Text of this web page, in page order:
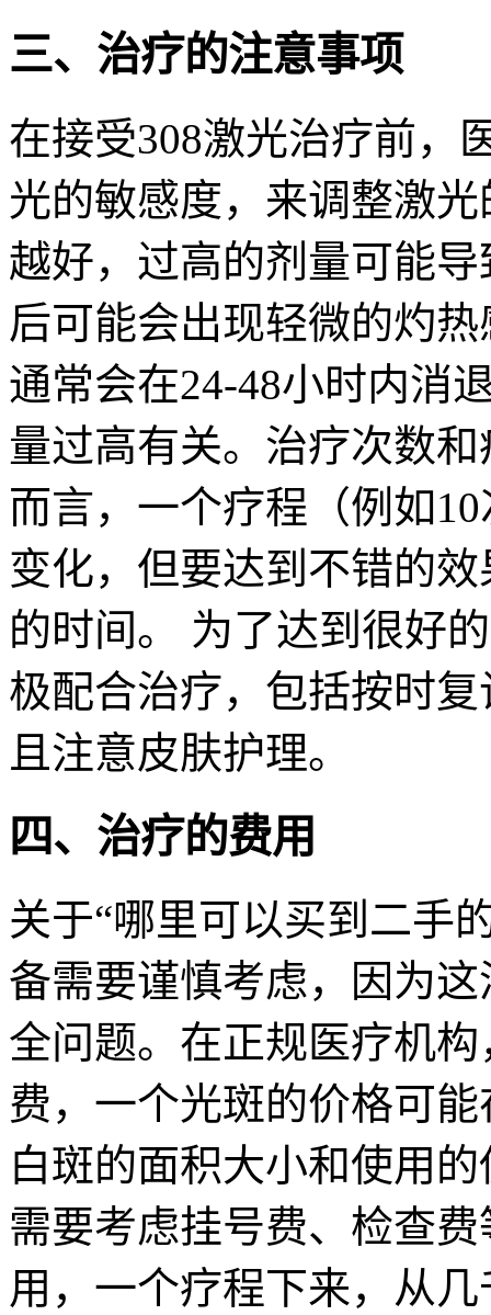
三、治疗的注意事项
在接受308激光治疗前，
光的敏感度，来调整激
越好，过高的剂量可能
后可能会出现轻微的灼
通常会在24-48小时内消
量过高有关。治疗次数
而言，一个疗程（例如
变化，但要达到不错的
的时间。 为了达到很好
极配合治疗，包括按时
且注意皮肤护理。
四、治疗的费用
关于“哪里可以买到二手
备需要谨慎考虑，因为
全问题。在正规医疗机
费，一个光斑的价格可
白斑的面积大小和使用
需要考虑挂号费、检查
用，一个疗程下来，从